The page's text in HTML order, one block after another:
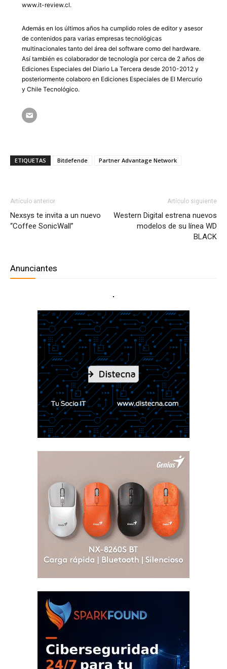
www.it-review.cl.
Además en los últimos años ha cumplido roles de editor y asesor
de contenidos para varias empresas tecnológicas
multinacionales tanto del área del software como del hardware.
Así también es colaborador de tecnología por cerca de 2 años de
Ediciones Especiales del Diario La Tercera desde 2010-2012 y
posteriormente colaboro en Ediciones Especiales de El Mercurio
y Chile Tecnológico.
ETIQUETAS Bitdefende Partner Advantage Network
Artículo anterior
Nexsys te invita a un nuevo
“Coffee SonicWall”
Artículo siguiente
Western Digital estrena nuevos
modelos de su línea WD
BLACK
Anunciantes